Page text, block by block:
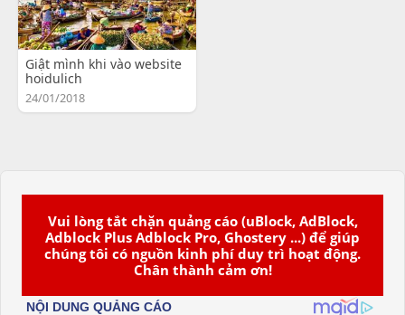
Vui lòng tắt chặn quảng cáo (uBlock, AdBlock,
Adblock Plus Adblock Pro, Ghostery ...) để giúp
chúng tôi có nguồn kinh phí duy trì hoạt động.
Chân thành cảm ơn!
Giật mình khi vào website
hoidulich
24/01/2018